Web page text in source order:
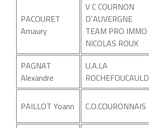
PACOURET
Amaury
V C COURNON
D`AUVERGNE
TEAM PRO IMMO
NICOLAS ROUX
PAGNAT
Alexandre
U.A.LA
ROCHEFOUCAULD
PAILLOT Yoann C.O.COURONNAIS